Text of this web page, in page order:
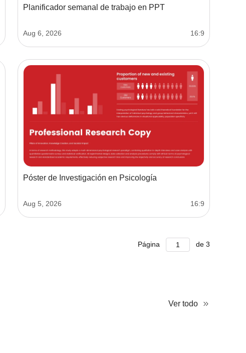
Planificador semanal de trabajo en PPT
Aug 6, 2026 16:9
Póster de Investigación en Psicología
Aug 5, 2026 16:9
Página de 3
Ver todo